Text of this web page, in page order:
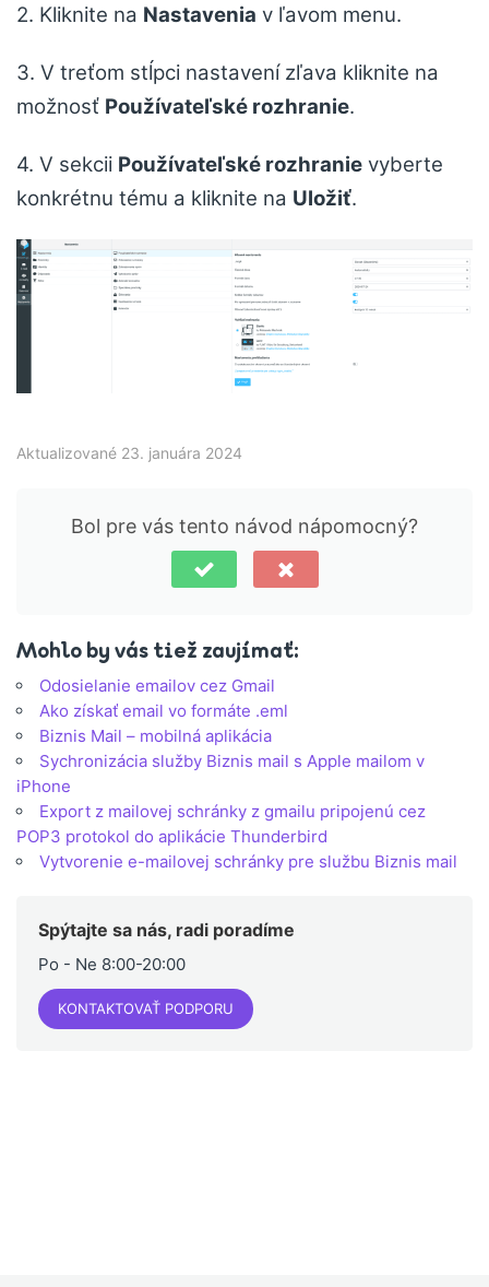
2. Kliknite na Nastavenia v ľavom menu.
3. V treťom stĺpci nastavení zľava kliknite na
možnosť Používateľské rozhranie.
4. V sekcii Používateľské rozhranie vyberte
konkrétnu tému a kliknite na Uložiť.
Aktualizované 23. januára 2024
Bol pre vás tento návod nápomocný?
Mohlo by vás tiež zaujímať:
Odosielanie emailov cez Gmail
Ako získať email vo formáte .eml
Biznis Mail – mobilná aplikácia
Sychronizácia služby Biznis mail s Apple mailom v
iPhone
Export z mailovej schránky z gmailu pripojenú cez
POP3 protokol do aplikácie Thunderbird
Vytvorenie e-mailovej schránky pre službu Biznis mail
Spýtajte sa nás, radi poradíme
Po - Ne 8:00-20:00
KONTAKTOVAŤ PODPORU